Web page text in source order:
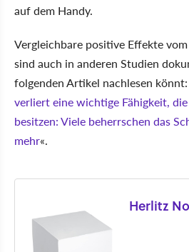
auf dem Handy.
Vergleichbare positive Effekte
sind auch in anderen Studien
folgenden Artikel nachlesen könnt:
verliert eine wichtige Fähigkeit,
besitzen: Viele beherrschen das
mehr .
Herlitz